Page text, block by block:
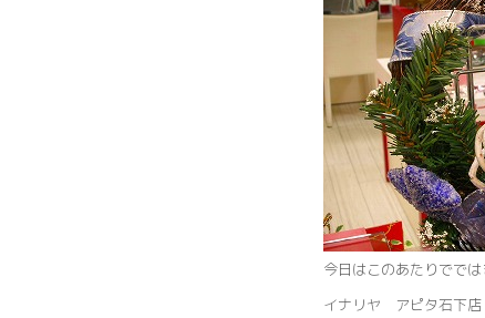
今日はこのあたりでで
イナリヤ アピタ石下